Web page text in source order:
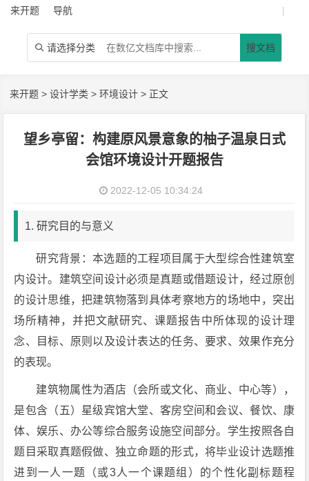
来开题 导航 |
 请选择分类 搜文档
来开题 >设计学类 >环境设计 > 正文
望乡亭留：构建原风景意象的柚子温泉日式
会馆环境设计开题报告
2022-12-05 10:34:24
1. 研究目的与意义
研究背景：本选题的工程项目属于大型综合性建筑室
内设计。建筑空间设计必须是真题或借题设计，经过原创
的设计思维，把建筑物落到具体考察地方的场地中，突出
场所精神，并把文献研究、课题报告中所体现的设计理
念、目标、原则以及设计表达的任务、要求、效果作充分
的表现。
建筑物属性为酒店（会所或文化、商业、中心等），
是包含（五）星级宾馆大堂、客房空间和会议、餐饮、康
体、娱乐、办公等综合服务设施空间部分。学生按照各自
题目采取真题假做、独立命题的形式，将毕业设计选题推
进到一人一题（或3人一个课题组）的个性化副标题程